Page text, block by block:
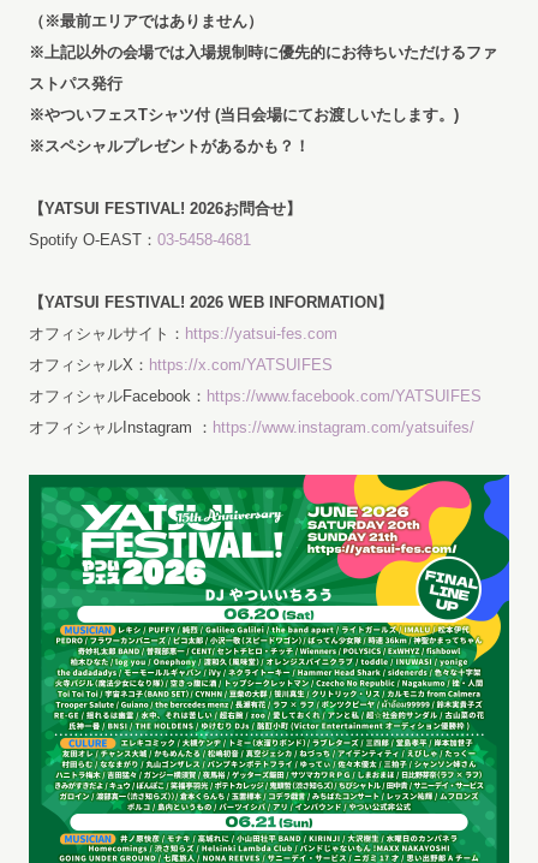
（※最前エリアではありません）
※上記以外の会場では入場規制時に優先的にお待ちいただけるファ
ストパス発行
※やついフェスTシャツ付 (当日会場にてお渡しいたします。)
※スペシャルプレゼントがあるかも？！
【YATSUI FESTIVAL! 2026お問合せ】
Spotify O-EAST： 03-5458-4681
【YATSUI FESTIVAL! 2026 WEB INFORMATION】
オフィシャルサイト： https://yatsui-fes.com
オフィシャルX： https://x.com/YATSUIFES
オフィシャルFacebook： https://www.facebook.com/YATSUIFES
オフィシャルInstagram ： https://www.instagram.com/yatsuifes/